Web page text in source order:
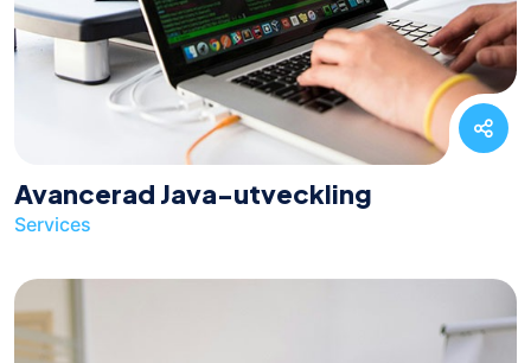
Avancerad Java-utveckling
Services